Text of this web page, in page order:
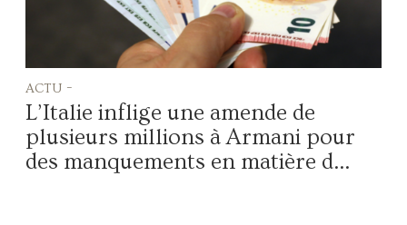
actu -
L’Italie inflige une amende de
plusieurs millions à Armani pour
des manquements en matière d...